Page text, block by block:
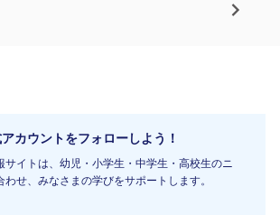
カウントをフォローしよう！
サイトは、幼児・小学生・中学生・高校生のニ
わせ、みなさまの学びをサポートします。